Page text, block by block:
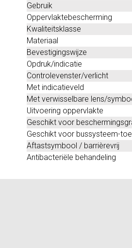
Gebruik
Oppervlaktebescherming
Kwaliteitsklasse
Materiaal
Bevestigingswijze
Opdruk/indicatie
Controlevenster/verlicht
Met indicatieveld
Met verwisselbare lens/
Uitvoering oppervlakte
Geschikt voor
Geschikt voor bussysteem-
Aftastsymbool / barrièrevrij
Antibacteriële behandeling